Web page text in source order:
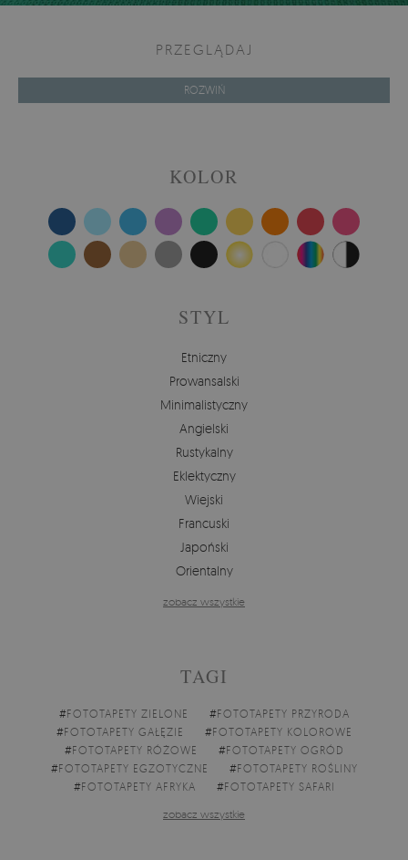
PRZEGLĄDAJ
ROZWIŃ
KOLOR
STYL
Etniczny
Prowansalski
Minimalistyczny
Angielski
Rustykalny
Eklektyczny
Wiejski
Francuski
Japoński
Orientalny
zobacz wszystkie
TAGI
#FOTOTAPETY ZIELONE #FOTOTAPETY PRZYRODA
#FOTOTAPETY GAŁĘZIE #FOTOTAPETY KOLOROWE
#FOTOTAPETY RÓŻOWE #FOTOTAPETY OGRÓD
#FOTOTAPETY EGZOTYCZNE #FOTOTAPETY ROŚLINY
#FOTOTAPETY AFRYKA #FOTOTAPETY SAFARI
zobacz wszystkie